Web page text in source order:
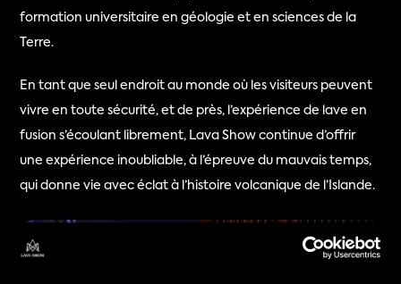
formation universitaire en géologie et en sciences de la
Terre.
En tant que seul endroit au monde où les visiteurs peuvent
vivre en toute sécurité, et de près, l’expérience de lave en
fusion s’écoulant librement, Lava Show continue d’offrir
une expérience inoubliable, à l’épreuve du mauvais temps,
qui donne vie avec éclat à l’histoire volcanique de l’Islande.